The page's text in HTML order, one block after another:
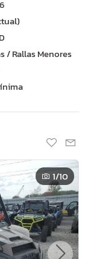
/ Rallas Menores
1/10